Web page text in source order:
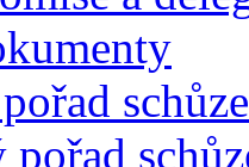
schůze
pořad